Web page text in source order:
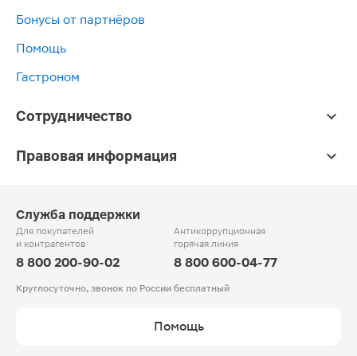
Бонусы от партнёров
Помощь
Гастроном
Сотрудничество
Правовая информация
Служба поддержки
Для покупателей
и контрагентов
8 800 200-90-02
Антикоррупционная
горячая линия
8 800 600-04-77
Круглосуточно, звонок по России бесплатный
Помощь